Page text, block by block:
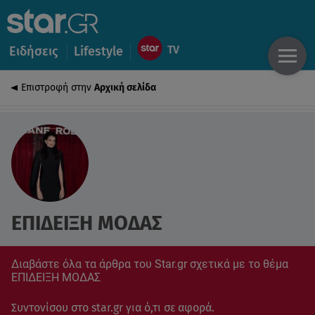
Ειδήσεις Lifestyle
Επιστροφή στην Αρχική σελίδα
ΕΠΙΔΕΙΞΗ ΜΟΔΑΣ
Διαβάστε όλα τα άρθρα του Star.gr σχετικά με το θέμα
ΕΠΙΔΕΙΞΗ ΜΟΔΑΣ
Συντονίσου στο star.gr για ό,τι σε αφορά.